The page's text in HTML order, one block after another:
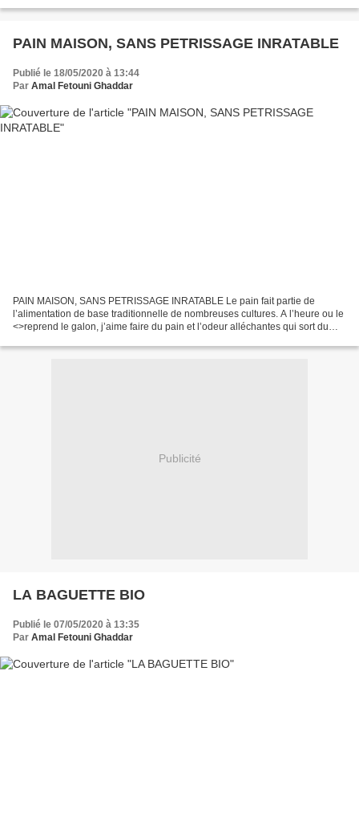
PAIN MAISON, SANS PETRISSAGE INRATABLE
Publié le 18/05/2020 à 13:44
Par Amal Fetouni Ghaddar
PAIN MAISON, SANS PETRISSAGE INRATABLE Le pain fait partie de
l’alimentation de base traditionnelle de nombreuses cultures. A l’heure ou le
<>reprend le galon, j’aime faire du pain et l’odeur alléchantes qui sort du
Publicité
LA BAGUETTE BIO
Publié le 07/05/2020 à 13:35
Par Amal Fetouni Ghaddar